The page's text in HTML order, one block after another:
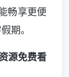
畅享更便
期。
源免费看